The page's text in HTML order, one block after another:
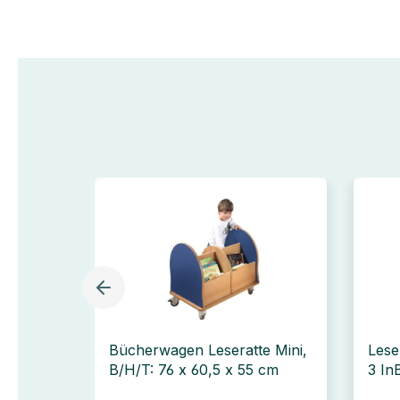
Bücherwagen Leseratte Mini,
B/H/T: 76 x 60,5 x 55 cm
3